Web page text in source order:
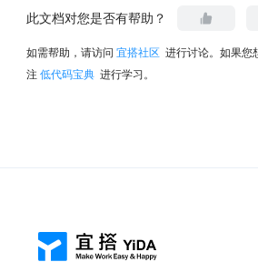
此文档对您是否有帮助？
如需帮助，请访问 宜搭社区 进行讨论。如果您
注 低代码宝典 进行学习。